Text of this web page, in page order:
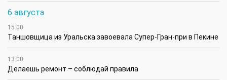
6 августа
15:00
Таншовщица из Уральска завоевала Супер-Гран-при в Пекине
13:00
Делаешь ремонт – соблюдай правила